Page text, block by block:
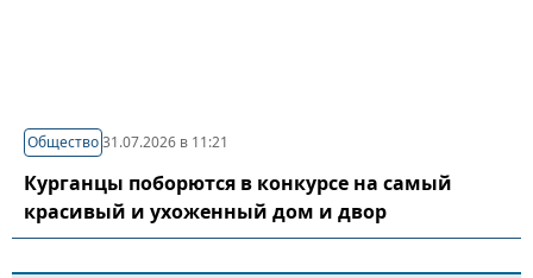
Общество31.07.2026 в 11:21
Курганцы поборются в конкурсе на самый
красивый и ухоженный дом и двор